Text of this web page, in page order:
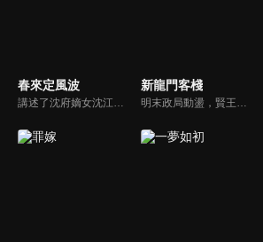
春來定風波
講述了沈府嫡女沈江離至純至善，成婚夜被設計與二少主陸景明有夫妻之實，還遭陷害禁足祠堂。分娩遇難被救後兒子焱焱卻有頑疾，藥只有陸家有，沈江離為救子重回陸府。她打臉刁難者，揭開當年被陷害的陰謀，也解開與陸景明的誤會，焱焱則神助攻兩人破鏡重圓。
新龍門客棧
明末政局動盪，賢王將立為太子，引來敬王與東廠曹少欽暗中謀害。錦衣衛周淮安護送英王遇伏，逃亡途中攜小王爺求助俠女邱莫言，並逃至龍門島。女掌櫃金鑲玉傾心周淮安，三人情義糾葛。最終周力挫奸黨、昭雪忠冤，成就開海開市大業，功成隱退，金鑲玉守候不渝。